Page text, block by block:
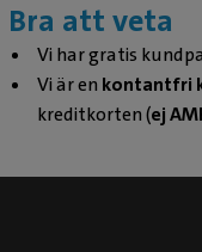
Bra att veta
Vi har gratis
Vi är en kontantfri
kreditkorten (ej